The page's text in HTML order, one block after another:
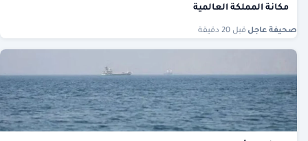
مكانة المملكة العالمية
صحيفة عاجل قبل 20 دقيقة